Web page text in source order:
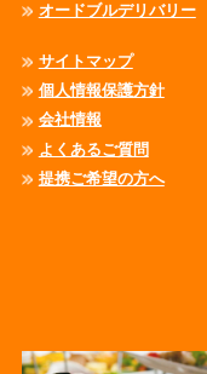
オードブルデリバリー
サイトマップ
個人情報保護方針
会社情報
よくあるご質問
提携ご希望の方へ